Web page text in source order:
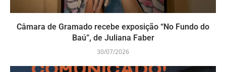
Câmara de Gramado recebe exposição “No Fundo do
Baú”, de Juliana Faber
30/07/2026